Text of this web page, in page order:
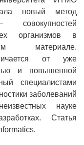
новый метод
организмов в
материале.
от уже
и повышенной
специалистами
заболеваний
науке
Статья